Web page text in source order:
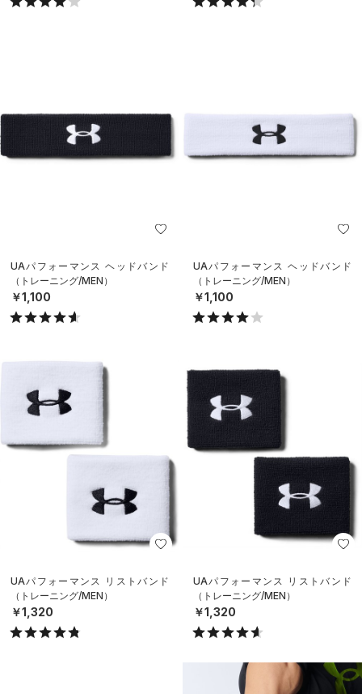
UAパフォーマンス ヘッドバンド
（トレーニング/MEN）
￥1,100
UAパフォーマンス ヘッドバンド
（トレーニング/MEN）
￥1,100
UAパフォーマンス リストバンド
（トレーニング/MEN）
￥1,320
UAパフォーマンス リストバンド
（トレーニング/MEN）
￥1,320